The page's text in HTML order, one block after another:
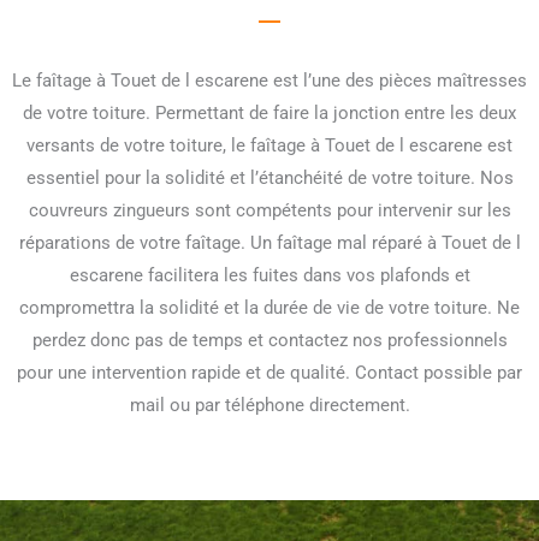
Le faîtage à Touet de l escarene est l’une des pièces maîtresses
de votre toiture. Permettant de faire la jonction entre les deux
versants de votre toiture, le faîtage à Touet de l escarene est
essentiel pour la solidité et l’étanchéité de votre toiture. Nos
couvreurs zingueurs sont compétents pour intervenir sur les
réparations de votre faîtage. Un faîtage mal réparé à Touet de l
escarene facilitera les fuites dans vos plafonds et
compromettra la solidité et la durée de vie de votre toiture. Ne
perdez donc pas de temps et contactez nos professionnels
pour une intervention rapide et de qualité. Contact possible par
mail ou par téléphone directement.